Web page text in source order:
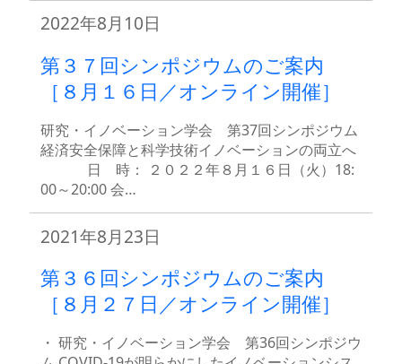
2022年8月10日
第３７回シンポジウムのご案内
［８月１６日／オンライン開催］
研究・イノベーション学会 第37回シンポジウム
経済安全保障と科学技術イノベーションの両立へ
日 時： ２０２２年８月１６日（火）18:
00～20:00 会…
2021年8月23日
第３６回シンポジウムのご案内
［８月２７日／オンライン開催］
・ 研究・イノベーション学会 第36回シンポジウ